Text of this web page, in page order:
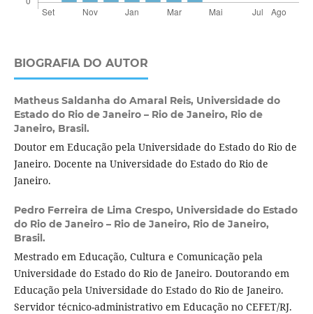
BIOGRAFIA DO AUTOR
Matheus Saldanha do Amaral Reis, Universidade do
Estado do Rio de Janeiro – Rio de Janeiro, Rio de
Janeiro, Brasil.
Doutor em Educação pela Universidade do Estado do Rio de
Janeiro. Docente na Universidade do Estado do Rio de
Janeiro.
Pedro Ferreira de Lima Crespo, Universidade do Estado
do Rio de Janeiro – Rio de Janeiro, Rio de Janeiro,
Brasil.
Mestrado em Educação, Cultura e Comunicação pela
Universidade do Estado do Rio de Janeiro. Doutorando em
Educação pela Universidade do Estado do Rio de Janeiro.
Servidor técnico-administrativo em Educação no CEFET/RJ.